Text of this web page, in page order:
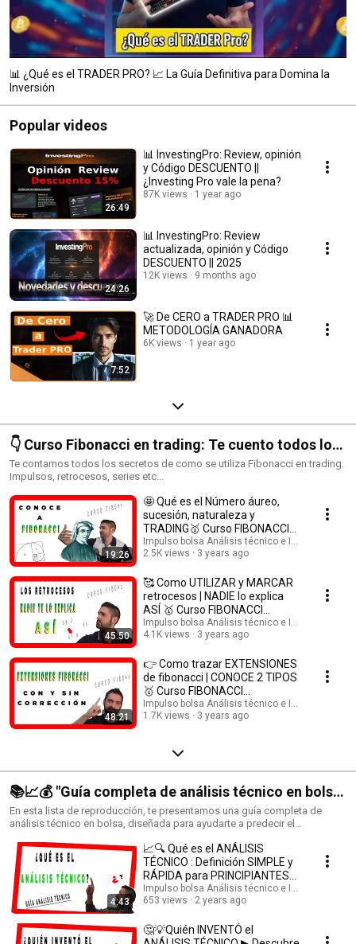
📊 ¿Qué es el TRADER PRO? 📈 La Guía Definitiva para Domina la
Inversión
Popular videos
26:49
📊 InvestingPro: Review, opinión
y Código DESCUENTO ||
¿Investing Pro vale la pena?
87K views 1 year ago
24:26
📊 InvestingPro: Review
actualizada, opinión y Código
DESCUENTO || 2025
12K views 9 months ago
7:52
🚀 De CERO a TRADER PRO 📊
METODOLOGÍA GANADORA
6K views 1 year ago
👇 Curso Fibonacci en trading: Te cuento todos los
secretos.
Te contamos todos los secretos de como se utiliza Fibonacci en trading.
Impulsos, retrocesos, series etc...
19:26
🤩 Qué es el Número áureo,
sucesión, naturaleza y
TRADING🥇 Curso FIBONACCI
profesional GRATIS: #1
Impulso bolsa Análisis técnico e Inversión
2.5K views
3 years ago
45:50
🥰 Como UTILIZAR y MARCAR
retrocesos | NADIE lo explica
ASÍ 🥇 Curso FIBONACCI
profesional GRATIS: #2
Impulso bolsa Análisis técnico e Inversión
4.1K views
3 years ago
48:21
👉 Como trazar EXTENSIONES
de fibonacci | CONOCE 2 TIPOS
🥇 Curso FIBONACCI
profesional GRATIS: #3
Impulso bolsa Análisis técnico e Inversión
1.7K views
3 years ago
📚📈💰 "Guía completa de análisis técnico en bolsa:
cómo predecir el comportamiento del mercado" 💰
📈📚
En esta lista de reproducción, te presentamos una guía completa de
análisis técnico en bolsa, diseñada para ayudarte a predecir el
acertadas. Aprenderás los conceptos básicos del análisis técnico,
incluyendo su definición, cómo se utiliza y por qué es importante en el
mundo de la inversión. Además, te mostraremos cómo analizar los
movimientos del mercado y predecir futuras tendencias utilizando
herramientas de análisis técnico como los gráficos y los indicadores
técnicos. También te enseñaremos algunas estrategias de inversión
basadas en el análisis técnico, para que puedas aplicarlas en tus propias
decisiones de inversión. En resumen, esta lista de reproducción es una
4:43
📈🔍 Qué es el ANÁLISIS
TÉCNICO : Definición SIMPLE y
RÁPIDA para PRINCIPIANTES
#1
Impulso bolsa Análisis técnico e Inversión
653 views
2 years ago
🤔💡Quién INVENTÓ el